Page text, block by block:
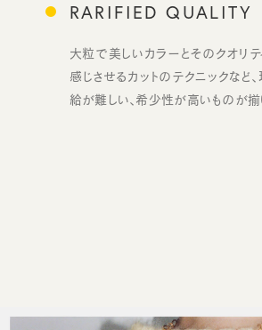
RARIFIED QUALITY
大粒で美しいカラーとそのクオリテ
感じさせるカットのテクニックなど
給が難しい、希少性が高いものが揃